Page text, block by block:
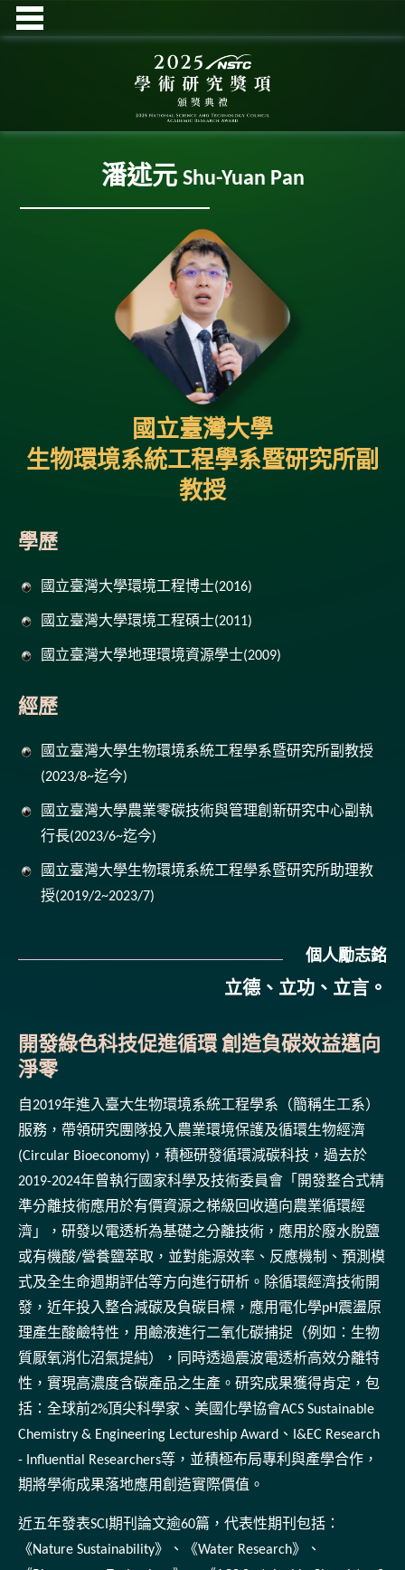
潘述元 Shu-Yuan Pan
國立臺灣大學
生物環境系統工程學系暨研究所副
教授
學歷
國立臺灣大學環境工程博士(2016)
國立臺灣大學環境工程碩士(2011)
國立臺灣大學地理環境資源學士(2009)
經歷
國立臺灣大學生物環境系統工程學系暨研究所副教授
(2023/8~迄今)
國立臺灣大學農業零碳技術與管理創新研究中心副執
行長(2023/6~迄今)
國立臺灣大學生物環境系統工程學系暨研究所助理教
授(2019/2~2023/7)
個人勵志銘
立德、立功、立言。
開發綠色科技促進循環 創造負碳效益邁向
淨零
自2019年進入臺大生物環境系統工程學系（簡稱生工系）
服務，帶領研究團隊投入農業環境保護及循環生物經濟
(Circular Bioeconomy)，積極研發循環減碳科技，過去於
2019-2024年曾執行國家科學及技術委員會「開發整合式精
準分離技術應用於有價資源之梯級回收邁向農業循環經
濟」，研發以電透析為基礎之分離技術，應用於廢水脫鹽
或有機酸/營養鹽萃取，並對能源效率、反應機制、預測模
式及全生命週期評估等方向進行研析。除循環經濟技術開
發，近年投入整合減碳及負碳目標，應用電化學pH震盪原
理產生酸鹼特性，用鹼液進行二氧化碳捕捉（例如：生物
質厭氧消化沼氣提純），同時透過震波電透析高效分離特
性，實現高濃度含碳產品之生產。研究成果獲得肯定，包
括：全球前2%頂尖科學家、美國化學協會ACS Sustainable
Chemistry & Engineering Lectureship Award、I&EC Research
- Influential Researchers等，並積極布局專利與產學合作，
期將學術成果落地應用創造實際價值。
近五年發表SCI期刊論文逾60篇，代表性期刊包括：
《Nature Sustainability》、《Water Research》、